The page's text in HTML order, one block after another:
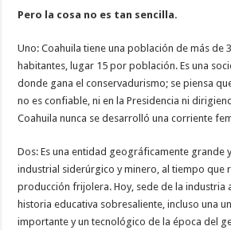
Pero la cosa no es tan sencilla.
Uno: Coahuila tiene una población de más de
habitantes, lugar 15 por población. Es una
donde gana el conservadurismo; se piensa
no es confiable, ni en la Presidencia ni
Coahuila nunca se desarrolló una corriente
Dos: Es una entidad geográficamente grande
industrial siderúrgico y minero, al tiempo que
producción frijolera. Hoy, sede de la industria
historia educativa sobresaliente, incluso una
importante y un tecnológico de la época del